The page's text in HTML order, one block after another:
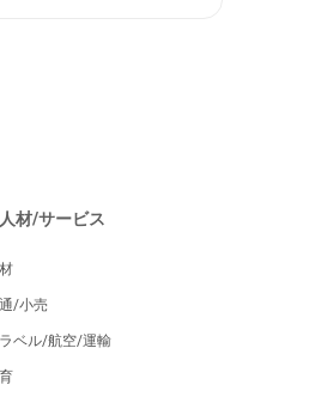
人材/サービス
/小売
ラベル/航空/運輸